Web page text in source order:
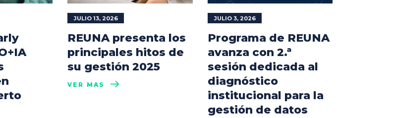
JULIO 13, 2026
REUNA presenta los
principales hitos de
su gestión 2025
VER MÁS
JULIO 3, 2026
Programa de REUNA
avanza con 2.ª
sesión dedicada al
diagnóstico
institucional para la
gestión de datos